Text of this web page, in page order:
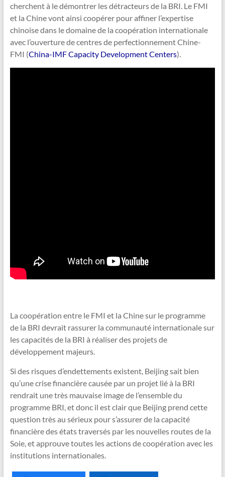
cherchent à le démontrer les détracteurs de la BRI. Le FMI
et la Chine vont ainsi coopérer pour affiner l’expertise
chinoise dans le domaine de la coopération internationale
avec l’ouverture de centres de perfectionnement Chine-
FMI (China-IMF Capacity Development Centers).
La coopération entre le FMI et la Chine sur le programme
de la BRI devrait rassurer la communauté internationale sur
les capacités de la BRI à réaliser des projets de
développement majeurs.
Si des risques d’endettements existent, Beijing sait bien
qu’une crise financière causée par un projet lié à la BRI
rendrait une très mauvaise image de l’ensemble du
programme BRI, et donc il est clair que Beijing prend cette
question très au sérieux pour s’assurer de la capacité
financière des états traversés par les nouvelles routes de la
Soie, et approuve toutes les actions de coopération avec les
institutions internationales.